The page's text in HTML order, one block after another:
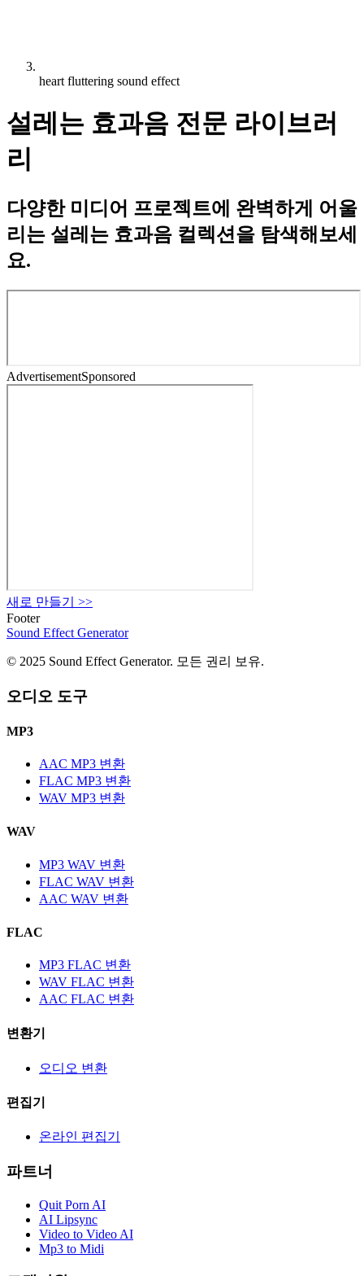
heart fluttering sound effect
설레는 효과음 전문 라이브러
리
다양한 미디어 프로젝트에 완벽하게 어울
리는 설레는 효과음 컬렉션을 탐색해보세
요.
AdvertisementSponsored
새로 만들기
>>
Footer
Sound Effect Generator
© 2025 Sound Effect Generator. 모든 권리 보유.
오디오 도구
MP3
AAC MP3 변환
FLAC MP3 변환
WAV MP3 변환
WAV
MP3 WAV 변환
FLAC WAV 변환
AAC WAV 변환
FLAC
MP3 FLAC 변환
WAV FLAC 변환
AAC FLAC 변환
변환기
오디오 변환
편집기
온라인 편집기
파트너
Quit Porn AI
AI Lipsync
Video to Video AI
Mp3 to Midi